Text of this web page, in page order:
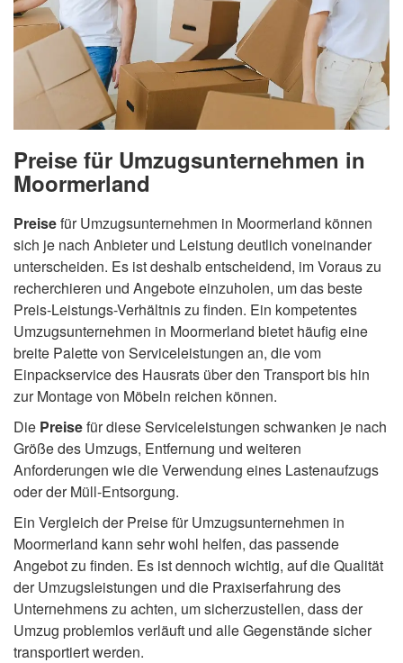
Preise für Umzugsunternehmen in
Moormerland
Preisefür Umzugsunternehmen in Moormerland können
sich je nach Anbieter und Leistung deutlich voneinander
unterscheiden. Es ist deshalb entscheidend, im Voraus zu
recherchieren und Angebote einzuholen, um das beste
Preis-Leistungs-Verhältnis zu finden. Ein kompetentes
Umzugsunternehmen in Moormerland bietet häufig eine
breite Palette von Serviceleistungen an, die vom
Einpackservice des Hausrats über den Transport bis hin
zur Montage von Möbeln reichen können.
Die Preisefür diese Serviceleistungen schwanken je nach
Größe des Umzugs, Entfernung und weiteren
Anforderungen wie die Verwendung eines Lastenaufzugs
oder der Müll-Entsorgung.
Ein Vergleich der Preise für Umzugsunternehmen in
Moormerland kann sehr wohl helfen, das passende
Angebot zu finden. Es ist dennoch wichtig, auf die Qualität
der Umzugsleistungen und die Praxiserfahrung des
Unternehmens zu achten, um sicherzustellen, dass der
Umzug problemlos verläuft und alle Gegenstände sicher
transportiert werden.